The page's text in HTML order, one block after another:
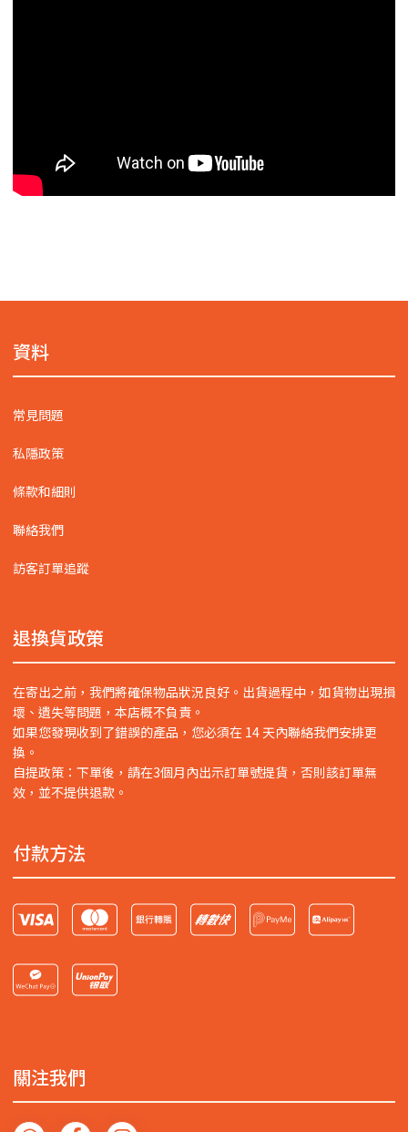
資料
常見問題
私隱政策
條款和細則
聯絡我們
訪客訂單追蹤
退換貨政策
在寄出之前，我們將確保物品狀況良好。出貨過程中，如貨物出現損
壞、遺失等問題，本店概不負責。
如果您發現收到了錯誤的產品，您必須在 14 天內聯絡我們安排更
換。
自提政策：下單後，請在3個月內出示訂單號提貨，否則該訂單無
效，並不提供退款。
付款方法
關注我們